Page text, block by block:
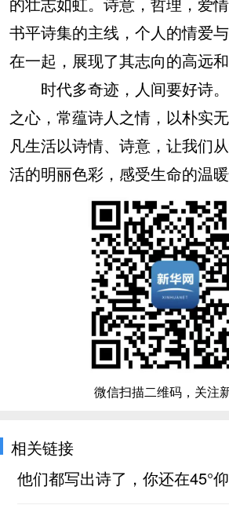
书平诗集的主线，个人的情爱
在一起，展现了其志向的高远和
时代多奇迹，人间要好诗。
之心，常蕴诗人之情，以朴实
凡生活以诗情、诗意，让我们
活的明丽色彩，感受生命的温暖
微信扫描二维码，关注
相关链接
他们都写出诗了，你还在45°